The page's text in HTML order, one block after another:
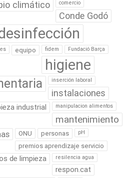
climático comercio
Conde Godó
equipo fidem Fundació Barça
higiene
inserción laboral
instalaciones
industrial manipulacion alimentos
mantenimiento
ONU personas pH
premios aprendizaje servicio
de limpieza resilencia agua
respon.cat